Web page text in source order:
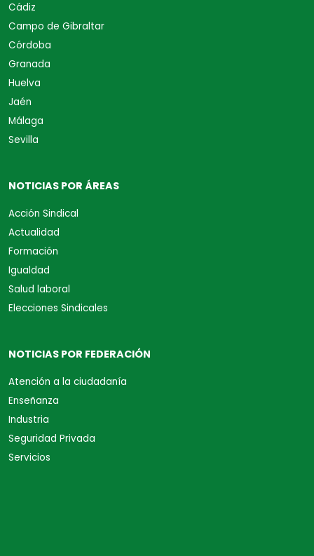
Cádiz
Campo de Gibraltar
Córdoba
Granada
Huelva
Jaén
Málaga
Sevilla
NOTICIAS POR ÁREAS
Acción Sindical
Actualidad
Formación
Igualdad
Salud laboral
Elecciones Sindicales
NOTICIAS POR FEDERACIÓN
Atención a la ciudadanía
Enseñanza
Industria
Seguridad Privada
Servicios